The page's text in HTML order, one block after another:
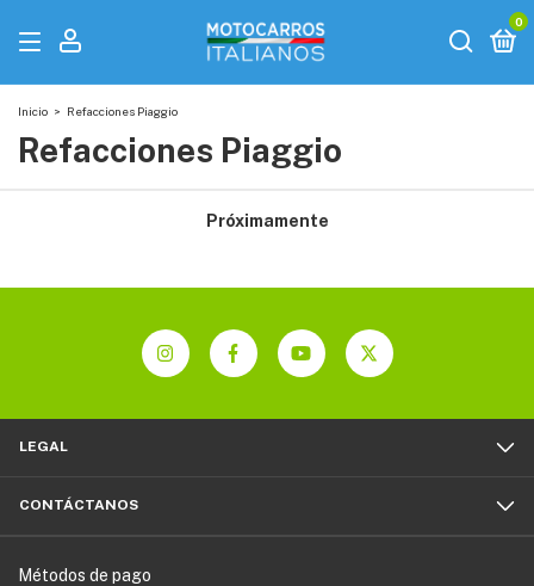
0
Inicio > Refacciones Piaggio
Refacciones Piaggio
Próximamente
LEGAL
CONTÁCTANOS
Métodos de pago